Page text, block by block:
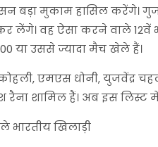
बड़ा मुकाम हासिल करेंगे।
लेंगे। वह ऐसा करने वाले 12वें
या उससे ज्यादा मैच खेले हैं।
कोहली, एमएस धोनी, युजवेंद्र
रैना शामिल हैं। अब इस
भारतीय खिलाड़ी